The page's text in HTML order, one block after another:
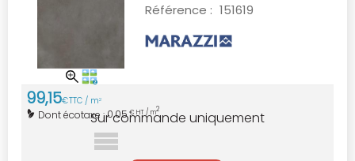
Référence : 151619
99,15€TTC / m2
Dont écotaxe :0,05€ HT / m2
Sur commande uniquement